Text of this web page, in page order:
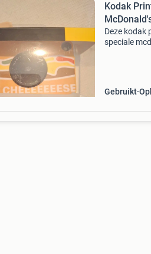
Kodak
Deze kodak
speciale
Gebruikt